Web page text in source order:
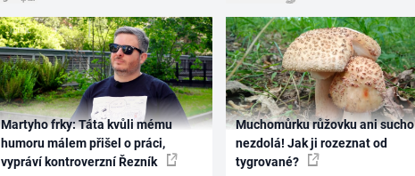
Martyho frky: Táta kvůli mému
humoru málem přišel o práci,
vypráví kontroverzní Řezník
Muchomůrku růžovku ani sucho
nezdolá! Jak ji rozeznat od
tygrované?